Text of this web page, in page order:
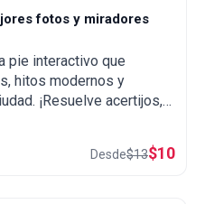
fotos y miradores
pie interactivo que
hitos modernos y
¡Resuelve acertijos,
la ciudad!
Desde$13$10